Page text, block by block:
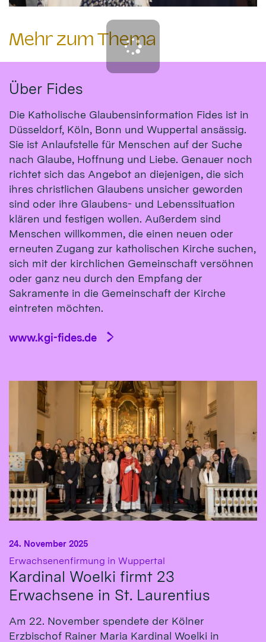
Mehr zum Thema
Über Fides
Die Katholische Glaubensinformation Fides ist in
Düsseldorf, Köln, Bonn und Wuppertal ansässig.
Sie ist Anlaufstelle für Menschen auf der Suche
nach Glaube, Hoffnung und Liebe. Genauer noch
richtet sich das Angebot an diejenigen, die sich
ihres christlichen Glaubens unsicher geworden
sind oder ihre Glaubens- und Lebenssituation
klären und festigen wollen. Außerdem sind
Menschen willkommen, die einen neuen oder
erneuten Zugang zur katholischen Kirche suchen,
sich mit der kirchlichen Gemeinschaft versöhnen
oder ganz neu durch den Empfang der
Sakramente in die Gemeinschaft der Kirche
eintreten möchten.
www.kgi-fides.de
Erwachsenenfirmung in Wuppertal
Kardinal Woelki firmt 23
Erwachsene in St. Laurentius
24. November 2025
Am 22. November spendete der Kölner
Erzbischof Rainer Maria Kardinal Woelki in